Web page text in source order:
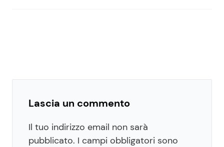
Lascia un commento
Il tuo indirizzo email non sarà
pubblicato. I campi obbligatori sono